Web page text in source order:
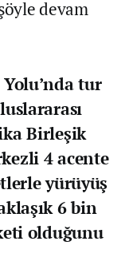
devam
Yolu’nda tur
Birleşik
4 acente
yürüyüş
6 bin
olduğunu